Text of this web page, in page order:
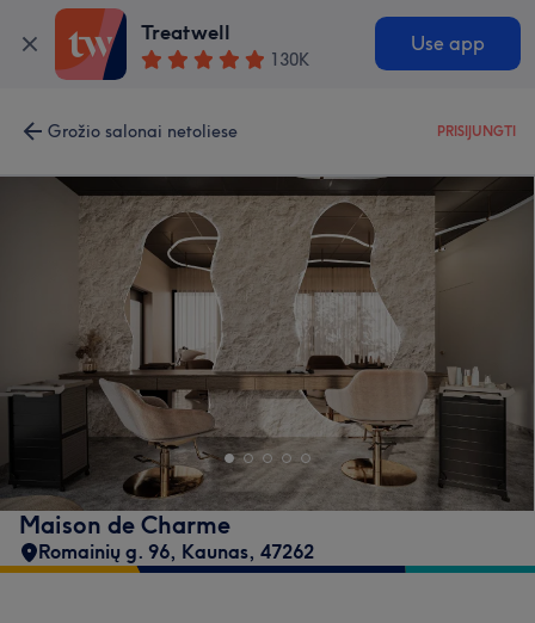
Treatwell
130K
Use app
Grožio salonai netoliese PRISIJUNGTI
Maison de Charme
Romainių g. 96, Kaunas, 47262